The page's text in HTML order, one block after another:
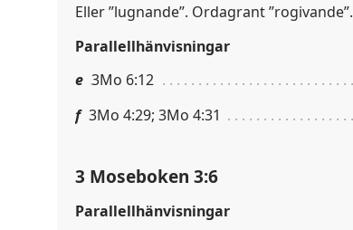
Eller ”lugnande”. Ordagrant ”rogivande”.
Parallellhänvisningar
e 3Mo 6:12
f 3Mo 4:29; 3Mo 4:31
3 Moseboken 3:6
Parallellhänvisningar